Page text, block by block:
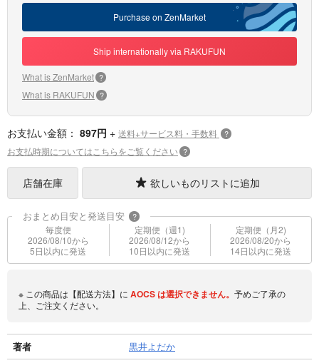
Purchase on ZenMarket
Ship internationally via RAKUFUN
What is ZenMarket ?
What is RAKUFUN ?
お支払い金額： 897円 + 送料+サービス料・手数料 ?
お支払時期についてはこちらをご覧ください ?
店舗在庫 欲しいものリストに追加
おまとめ目安と発送目安 ?
毎度便
2026/08/10から
5日以内に発送
定期便（週1)
2026/08/12から
10日以内に発送
定期便（月2)
2026/08/20から
14日以内に発送
※ この商品は【配送方法】に AOCSは選択できません。 予めご了承の
上、ご注文ください。
著者
黒井よだか